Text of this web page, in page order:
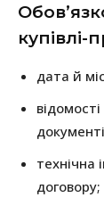
купівлі-
дата й
договору;